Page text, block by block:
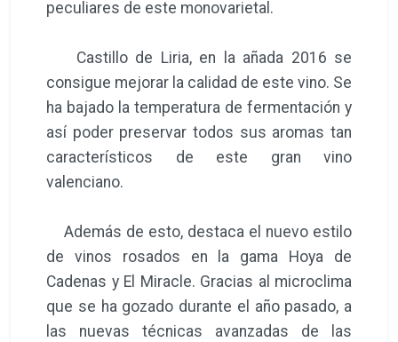
peculiares de este monovarietal.
Castillo de Liria, en la añada 2016 se
consigue mejorar la calidad de este vino. Se
ha bajado la temperatura de fermentación y
así poder preservar todos sus aromas tan
característicos de este gran vino
valenciano.
Además de esto, destaca el nuevo estilo
de vinos rosados en la gama Hoya de
Cadenas y El Miracle. Gracias al microclima
que se ha gozado durante el año pasado, a
las nuevas técnicas avanzadas de las